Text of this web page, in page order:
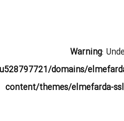
Warning:
domains/
content/themes/elmefarda-